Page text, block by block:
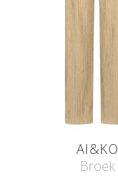
AI&KO
Broek